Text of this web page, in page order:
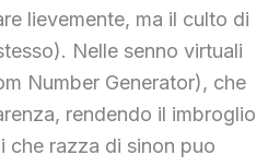
lievemente, ma il culto di
Nelle senno virtuali
Number Generator), che
rendendo il imbroglio
che razza di sinon puo